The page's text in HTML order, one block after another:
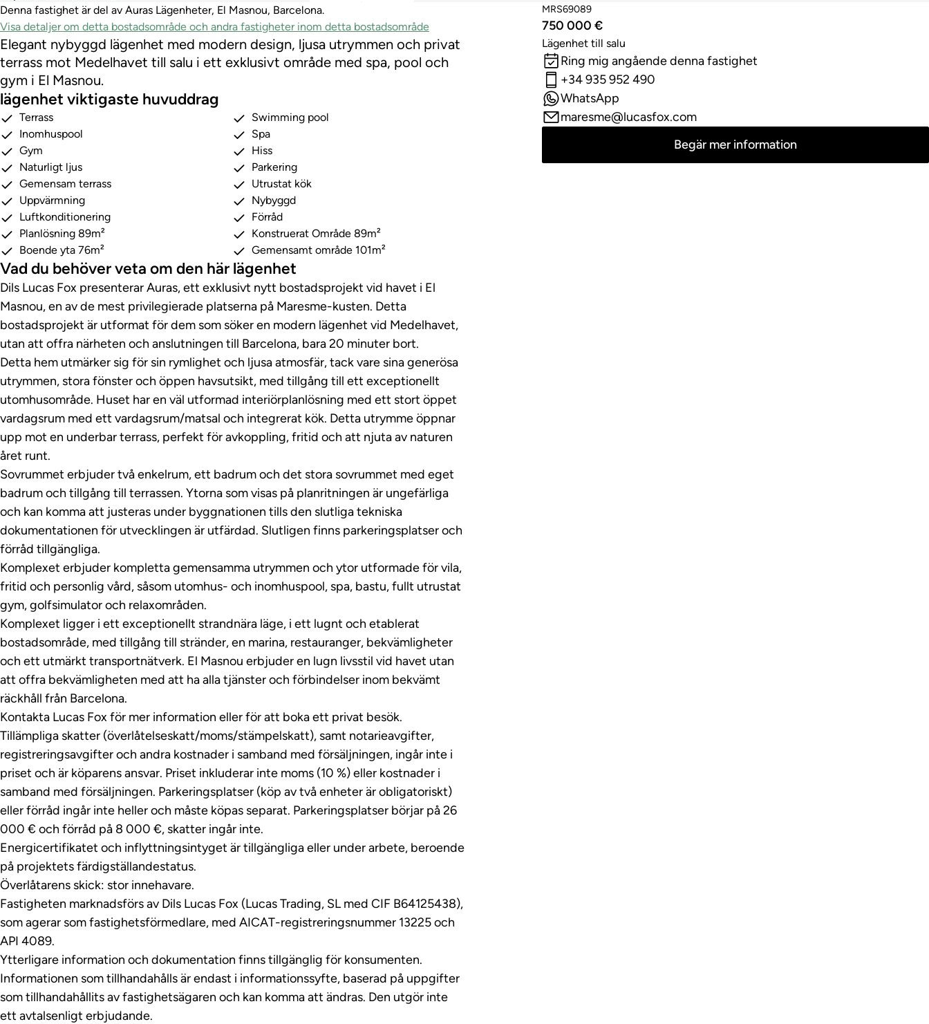
Denna fastighet är del av Auras Lägenheter, El Masnou, Barcelona.
Visa detaljer om detta bostadsområde och andra fastigheter inom detta bostadsområde
Elegant nybyggd lägenhet med modern design, ljusa utrymmen och privat
terrass mot Medelhavet till salu i ett exklusivt område med spa, pool och
gym i El Masnou.
lägenhet viktigaste huvuddrag
Terrass
Swimming pool
Inomhuspool
Spa
Gym
Hiss
Naturligt ljus
Parkering
Gemensam terrass
Utrustat kök
Uppvärmning
Nybyggd
Luftkonditionering
Förråd
Planlösning 89m²
Konstruerat Område 89m²
Boende yta 76m²
Gemensamt område 101m²
Vad du behöver veta om den här lägenhet
Dils Lucas Fox presenterar Auras, ett exklusivt nytt bostadsprojekt vid havet i El
Masnou, en av de mest privilegierade platserna på Maresme-kusten. Detta
bostadsprojekt är utformat för dem som söker en modern lägenhet vid Medelhavet,
utan att offra närheten och anslutningen till Barcelona, ​​bara 20 minuter bort.
Detta hem utmärker sig för sin rymlighet och ljusa atmosfär, tack vare sina generösa
utrymmen, stora fönster och öppen havsutsikt, med tillgång till ett exceptionellt
utomhusområde. Huset har en väl utformad interiörplanlösning med ett stort öppet
vardagsrum med ett vardagsrum/matsal och integrerat kök. Detta utrymme öppnar
upp mot en underbar terrass, perfekt för avkoppling, fritid och att njuta av naturen
året runt.
Sovrummet erbjuder två enkelrum, ett badrum och det stora sovrummet med eget
badrum och tillgång till terrassen. Ytorna som visas på planritningen är ungefärliga
och kan komma att justeras under byggnationen tills den slutliga tekniska
dokumentationen för utvecklingen är utfärdad. Slutligen finns parkeringsplatser och
förråd tillgängliga.
Komplexet erbjuder kompletta gemensamma utrymmen och ytor utformade för vila,
fritid och personlig vård, såsom utomhus- och inomhuspool, spa, bastu, fullt utrustat
gym, golfsimulator och relaxområden.
Komplexet ligger i ett exceptionellt strandnära läge, i ett lugnt och etablerat
bostadsområde, med tillgång till stränder, en marina, restauranger, bekvämligheter
och ett utmärkt transportnätverk. El Masnou erbjuder en lugn livsstil vid havet utan
att offra bekvämligheten med att ha alla tjänster och förbindelser inom bekvämt
räckhåll från Barcelona.
Kontakta Lucas Fox för mer information eller för att boka ett privat besök.
Tillämpliga skatter (överlåtelseskatt/moms/stämpelskatt), samt notarieavgifter,
registreringsavgifter och andra kostnader i samband med försäljningen, ingår inte i
priset och är köparens ansvar. Priset inkluderar inte moms (10 %) eller kostnader i
samband med försäljningen. Parkeringsplatser (köp av två enheter är obligatoriskt)
eller förråd ingår inte heller och måste köpas separat. Parkeringsplatser börjar på 26
000 € och förråd på 8 000 €, skatter ingår inte.
Energicertifikatet och inflyttningsintyget är tillgängliga eller under arbete, beroende
på projektets färdigställandestatus.
Överlåtarens skick: stor innehavare.
Fastigheten marknadsförs av Dils Lucas Fox (Lucas Trading, SL med CIF B64125438),
som agerar som fastighetsförmedlare, med AICAT-registreringsnummer 13225 och
API 4089.
Ytterligare information och dokumentation finns tillgänglig för konsumenten.
Informationen som tillhandahålls är endast i informationssyfte, baserad på uppgifter
som tillhandahållits av fastighetsägaren och kan komma att ändras. Den utgör inte
ett avtalsenligt erbjudande.
MRS69089
750 000 €
Lägenhet till salu
Ring mig angående denna fastighet
+34 935 952 490
WhatsApp
maresme@lucasfox.com
Begär mer information